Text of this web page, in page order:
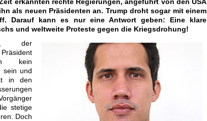
als neuen Präsidenten an. Trump droht sogar mit einem
Darauf kann es nur eine Antwort geben: Eine klare
und weltweite Proteste gegen die Kriegsdrohung!
der
kein
sein und
in den
stetige
Doch